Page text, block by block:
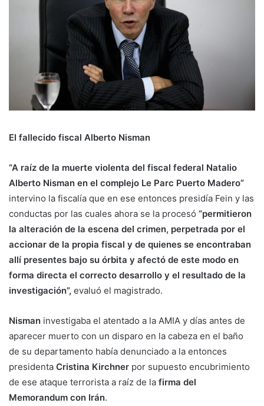
El fallecido fiscal Alberto Nisman
“A raíz de la muerte violenta del fiscal federal Natalio
Alberto Nisman en el complejo Le Parc Puerto Madero”
intervino la fiscalía que en ese entonces presidía Fein y las
conductas por las cuales ahora se la procesó “permitieron
la alteración de la escena del crimen, perpetrada por el
accionar de la propia fiscal y de quienes se encontraban
allí presentes bajo su órbita y afectó de este modo en
forma directa el correcto desarrollo y el resultado de la
investigación”, evaluó el magistrado.
Nisman investigaba el atentado a la AMIA y días antes de
aparecer muerto con un disparo en la cabeza en el baño
de su departamento había denunciado a la entonces
presidenta Cristina Kirchner por supuesto encubrimiento
de ese ataque terrorista a raíz de la firma del
Memorandum con Irán.